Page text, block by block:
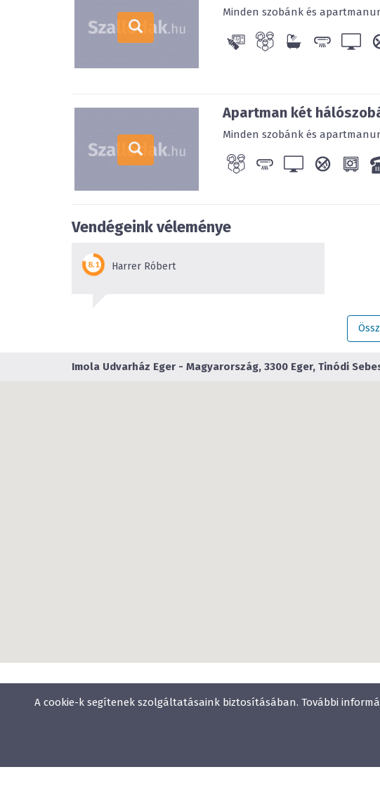
A cookie-k segítenek szolgáltatásaink biztosításában. További
Minden szobánk és
Apartman két
Minden szobánk és
Vendégeink véleménye
Harrer Róbert
Imola Udvarház Eger - Magyarország, 3300 Eger, Tinódi